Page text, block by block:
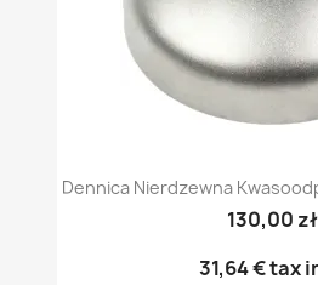
Dennica Nierdzewna
130,00 zł
31,64 €tax